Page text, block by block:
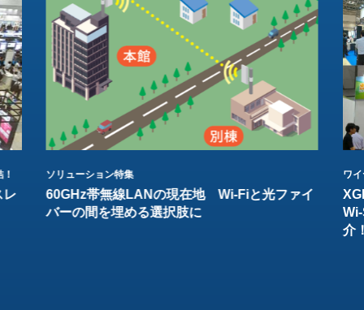
レ
ソリューション特集
60GHz帯無線LANの現在地 Wi-Fiと光ファイ
バーの間を埋める選択肢に
ワ
介